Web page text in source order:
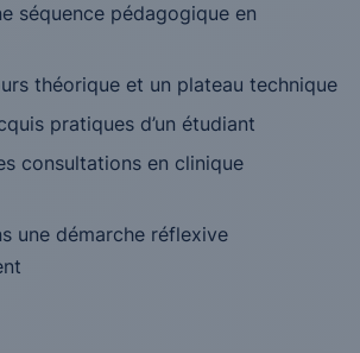
séquence pédagogique en
théorique et un plateau technique
pratiques d’un étudiant
consultations en clinique
une démarche réflexive